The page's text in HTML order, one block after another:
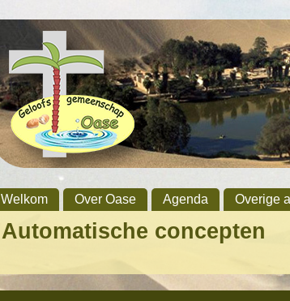
Welkom Over Oase Agenda Overige
Automatische concepten